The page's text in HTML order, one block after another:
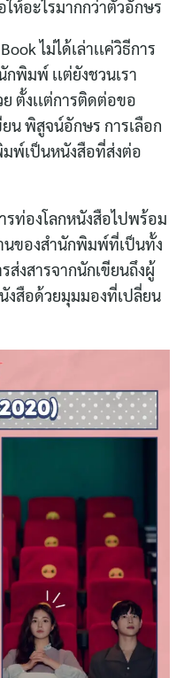
ห้อะไรมากกว่าตัวอักษร
ไม่ได้เล่าเเค่วิธีการ
กพิมพ์ เเต่ยังชวนเรา
ตั้งเเต่การติดต่อขอ
ยนพิสูจน์อักษร การเลือก
มพ์เป็นหนังสือที่ส่งต่อ
รท่องโลกหนังสือไปพร้อม
นของสำนักพิมพ์ที่เป็นทั้ง
ส่งสารจากนักเขียนถึงผู้
สือด้วยมุมมองที่เปลี่ยน